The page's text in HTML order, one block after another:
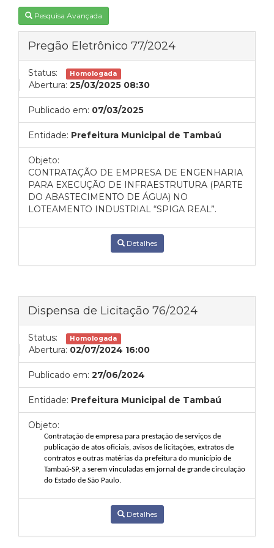
Pesquisa Avançada
Pregão Eletrônico 77/2024
Status: Homologada
Abertura: 25/03/2025 08:30
Publicado em: 07/03/2025
Entidade: Prefeitura Municipal de Tambaú
Objeto:
CONTRATAÇÃO DE EMPRESA DE ENGENHARIA
PARA EXECUÇÃO DE INFRAESTRUTURA (PARTE
DO ABASTECIMENTO DE ÁGUA) NO
LOTEAMENTO INDUSTRIAL “SPIGA REAL”.
Detalhes
Dispensa de Licitação 76/2024
Status: Homologada
Abertura: 02/07/2024 16:00
Publicado em: 27/06/2024
Entidade: Prefeitura Municipal de Tambaú
Objeto:
Contratação de empresa para prestação de serviços de
publicação de atos oficiais, avisos de licitações, extratos de
contratos e outras matérias da prefeitura do município de
Tambaú-SP, a serem vinculadas em jornal de grande circulação
do Estado de São Paulo.
Detalhes